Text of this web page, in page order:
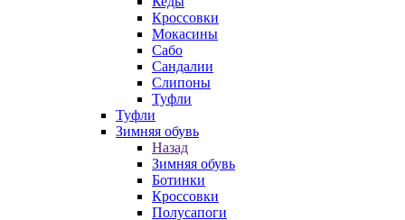
Кроссовки
Мокасины
Сабо
Сандалии
Слипоны
Туфли
Туфли
Зимняя обувь
Назад
Зимняя обувь
Ботинки
Кроссовки
Полусапоги